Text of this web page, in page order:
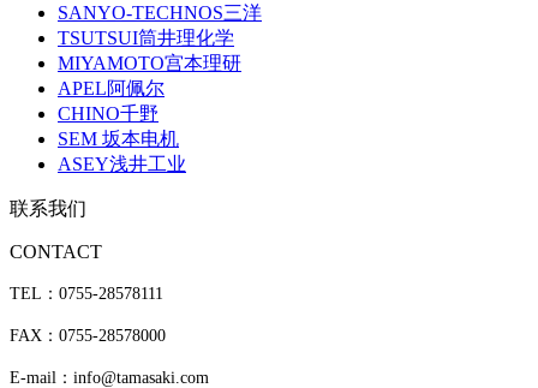
SANYO-TECHNOS三洋
TSUTSUI筒井理化学
MIYAMOTO宫本理研
APEL阿佩尔
CHINO千野
SEM 坂本电机
ASEY浅井工业
联系我们
CONTACT
TEL：0755-28578111
FAX：0755-28578000
E-mail：info@tamasaki.com